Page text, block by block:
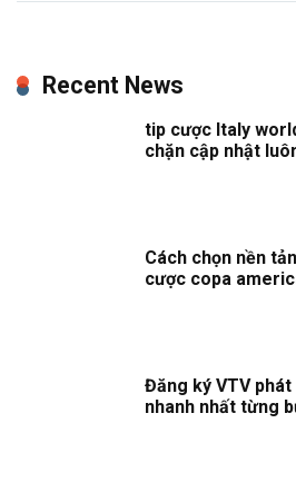
Recent News
tip cược Italy
chặn cập nhật
Cách chọn nền
cược copa
Đăng ký VTV
nhanh nhất từng